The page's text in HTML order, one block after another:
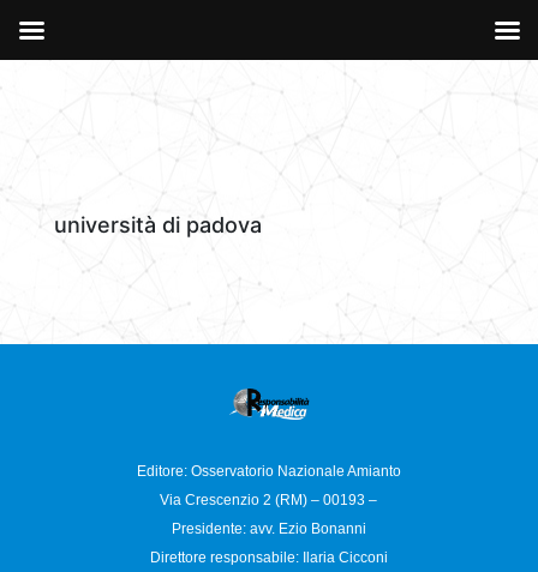
università di padova
Editore: Osservatorio Nazionale Amianto
Via Crescenzio 2 (RM) – 00193 –
Presidente: avv. Ezio Bonanni
Direttore responsabile:
Ilaria Cicconi